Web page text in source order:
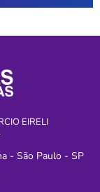
EIRELI
- São Paulo - SP